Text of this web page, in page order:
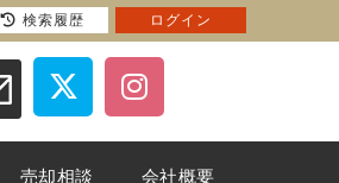
売却相談 会社概要
検索履歴 ログイン